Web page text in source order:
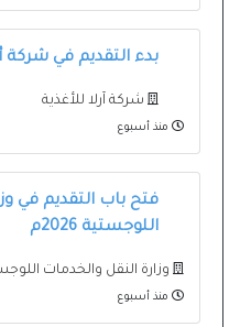
بدء التقديم في شركة
شركة آرلا للأغذية
منذ أسبوع
فتح باب التقديم في
اللوجستية 2026م
وزارة النقل والخدمات
منذ أسبوع